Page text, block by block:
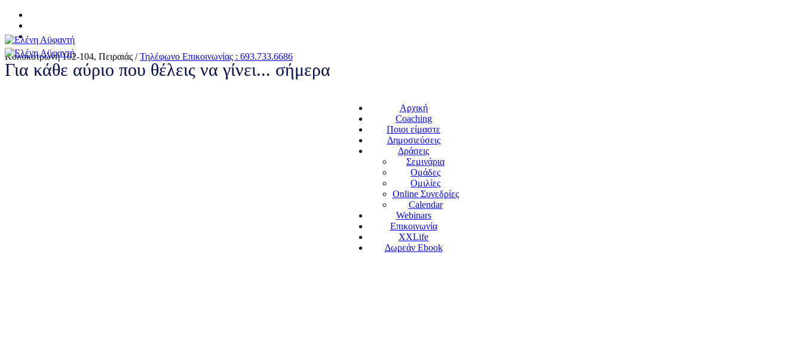
Κολοκοτρώνη 102-104, Πειραιάς /Τηλέφωνο Επικοινωνίας : 693.733.6686
Για κάθε αύριο που θέλεις να γίνει... σήμερα
Αρχική
Coaching
Ποιοι είμαστε
Δημοσιεύσεις
Δράσεις
Σεμινάρια
Ομάδες
Ομιλίες
Online Συνεδρίες
Calendar
Webinars
Επικοινωνία
XXLife
Δωρεάν Ebook